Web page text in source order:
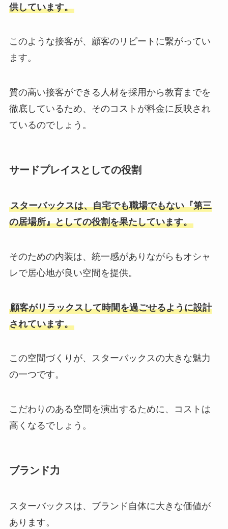
供しています。
このような接客が、顧客のリピートに繋がってい
ます。
質の高い接客ができる人材を採用から教育までを
徹底しているため、そのコストが料金に反映され
ているのでしょう。
サードプレイスとしての役割
スターバックスは、自宅でも職場でもない『第三
の居場所』としての役割を果たしています。
そのための内装は、統一感がありながらもオシャ
レで居心地が良い空間を提供。
顧客がリラックスして時間を過ごせるように設計
されています。
この空間づくりが、スターバックスの大きな魅力
の一つです。
こだわりのある空間を演出するために、コストは
高くなるでしょう。
ブランド力
スターバックスは、ブランド自体に大きな価値が
あります。